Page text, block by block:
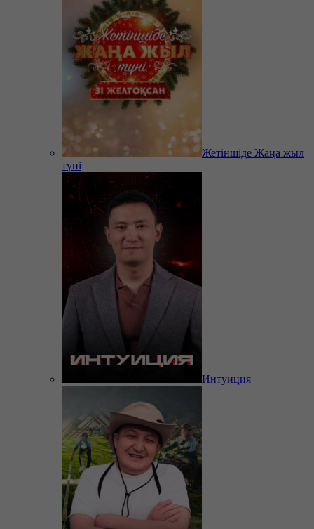
Жетіншіде Жаңа жыл
түні
Интуиция